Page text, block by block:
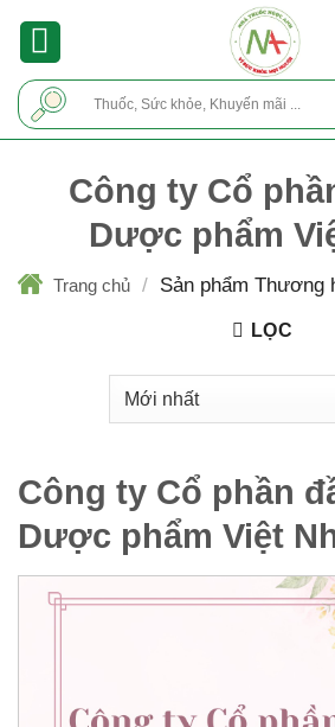
Công ty Cổ
Dược phẩm
Trang chủ / Sản phẩm Thương
LỌC
Công ty Cổ phần
Dược phẩm Việt